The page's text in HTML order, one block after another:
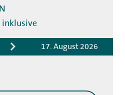
inklusive
17. August 2026
Bettwäsche
Kurtaxe